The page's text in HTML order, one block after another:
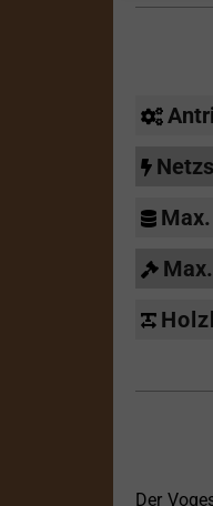
Der